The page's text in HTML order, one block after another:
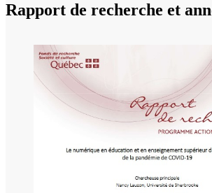
Rapport de recherche et